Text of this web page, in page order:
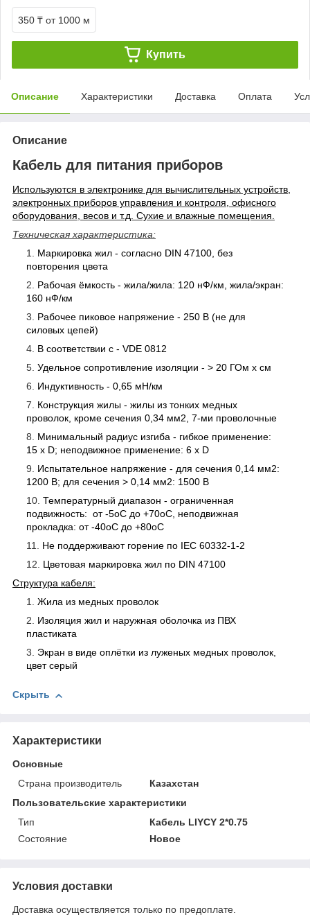
350 ₸ от 1000 м
Купить
Описание Характеристики Доставка Оплата
Описание
Кабель для питания приборов
Используются в электронике для вычислительных устройств,
электронных приборов управления и контроля, офисного
оборудования, весов и т.д. Сухие и влажные помещения.
Техническая характеристика:
Маркировка жил - согласно DIN 47100, без
повторения цвета
Рабочая ёмкость - жила/жила: 120 нФ/км, жила/экран:
160 нФ/км
Рабочее пиковое напряжение - 250 В (не для
силовых цепей)
В соответствии с - VDE 0812
Удельное сопротивление изоляции - > 20 ГОм х см
Индуктивность - 0,65 мН/км
Конструкция жилы - жилы из тонких медных
проволок, кроме сечения 0,34 мм2, 7-ми проволочные
Минимальный радиус изгиба - гибкое применение:
15 х D; неподвижное применение: 6 х D
Испытательное напряжение - для сечения 0,14 мм2:
1200 В; для сечения > 0,14 мм2: 1500 В
Температурный диапазон - ограниченная
подвижность: от -5оС до +70оС, неподвижная
прокладка: от -40оС до +80оС
Не поддерживают горение по IEC 60332-1-2
Цветовая маркировка жил по DIN 47100
Структура кабеля:
Жила из медных проволок
Изоляция жил и наружная оболочка из ПВХ
пластиката
Экран в виде оплётки из луженых медных проволок,
цвет серый
Скрыть
Характеристики
Основные
Страна производитель
Казахстан
Пользовательские характеристики
Тип
Кабель LIYCY 2*0.75
Состояние
Новое
Условия доставки
Доставка осуществляется только по предоплате.